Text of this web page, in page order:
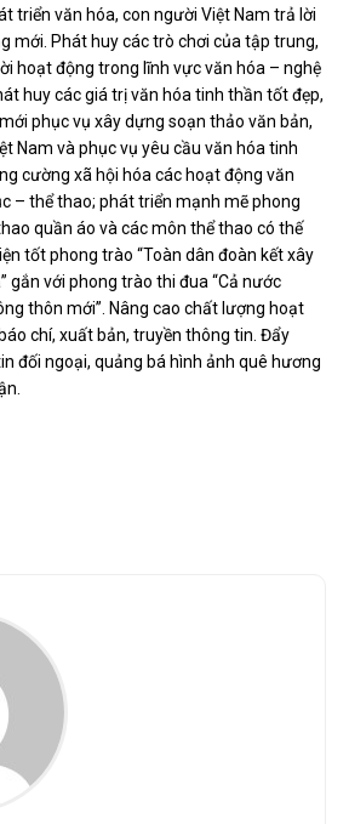
triển văn hóa, con người Việt Nam trả lời
mới. Phát huy các trò chơi của tập trung,
hoạt động trong lĩnh vực văn hóa – nghệ
huy các giá trị văn hóa tinh thần tốt đẹp,
phục vụ xây dựng soạn thảo văn bản,
Nam và phục vụ yêu cầu văn hóa tinh
cường xã hội hóa các hoạt động văn
– thể thao; phát triển mạnh mẽ phong
quần áo và các môn thể thao có thế
tốt phong trào “Toàn dân đoàn kết xây
gắn với phong trào thi đua “Cả nước
thôn mới”. Nâng cao chất lượng hoạt
chí, xuất bản, truyền thông tin. Đẩy
đối ngoại, quảng bá hình ảnh quê hương